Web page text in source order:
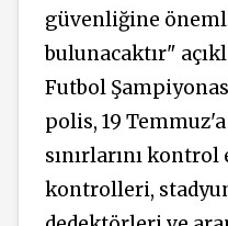
güvenliğine
bulunacaktır"
Futbol
polis, 19
sınırlarını kontrol
kontrolleri,